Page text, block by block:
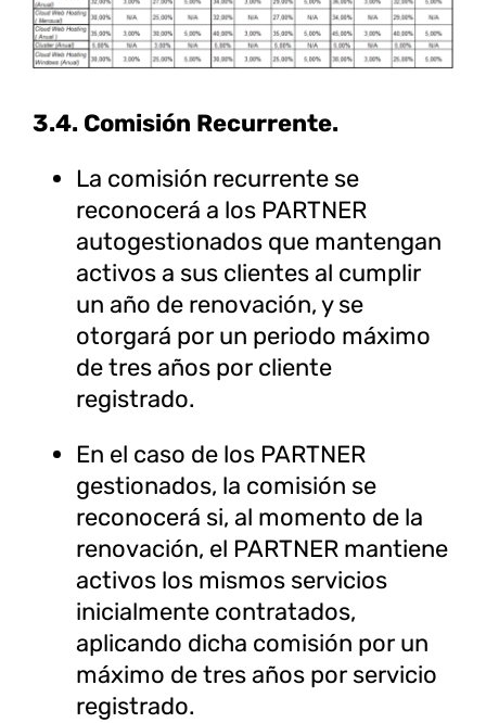
3.4. Comisión Recurrente.
La comisión recurrente se
reconocerá a los PARTNER
autogestionados que mantengan
activos a sus clientes al cumplir
un año de renovación, y se
otorgará por un periodo máximo
de tres años por cliente
registrado.
En el caso de los PARTNER
gestionados, la comisión se
reconocerá si, al momento de la
renovación, el PARTNER mantiene
activos los mismos servicios
inicialmente contratados,
aplicando dicha comisión por un
máximo de tres años por servicio
registrado.